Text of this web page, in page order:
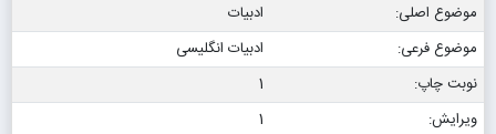
موضوع اصلی:
ادبیات
موضوع فرعی:
ادبیات انگلیسی
نوبت چاپ:
1
ویرایش:
1